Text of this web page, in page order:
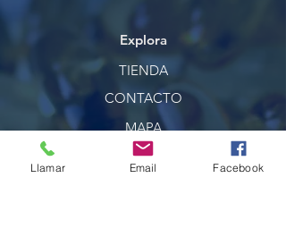
Explora
TIENDA
CONTACTO
MAPA
NOSOTROS
Llamar Email Facebook